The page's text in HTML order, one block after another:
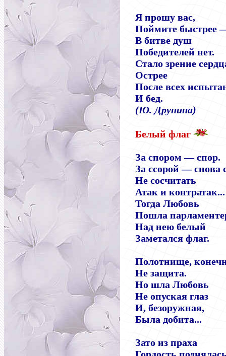
Я прошу вас,
Поймите быстрее
В битве душ
Победителей нет.
Стало зрение
Острее
После всех
И бед.
(Ю. Друнина)
Белый флаг
За спором — спор.
За ссорой — снова
Не сосчитать
Атак и контратак...
Тогда Любовь
Пошла
Над нею белый
Заметался флаг.
Полотнище,
Не защита.
Но шла Любовь
Не опуская глаз
И, безоружная,
Была добита...
Зато из праха